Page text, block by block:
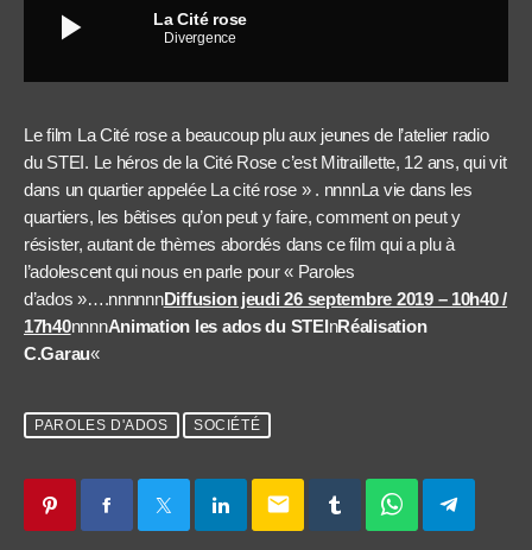
play_arrow La Cité rose
Divergence
Le film La Cité rose a beaucoup plu aux jeunes de l’atelier radio
du STEI. Le héros de la Cité Rose c’est Mitraillette, 12 ans, qui vit
dans un quartier appelée La cité rose » . nnnnLa vie dans les
quartiers, les bêtises qu’on peut y faire, comment on peut y
résister, autant de thèmes abordés dans ce film qui a plu à
l’adolescent qui nous en parle pour « Paroles
d’ados »….nnnnnnDiffusion jeudi 26 septembre 2019 – 10h40 /
17h40nnnnAnimation les ados du STEInRéalisation
C.Garau«
PAROLES D'ADOS SOCIÉTÉ
email